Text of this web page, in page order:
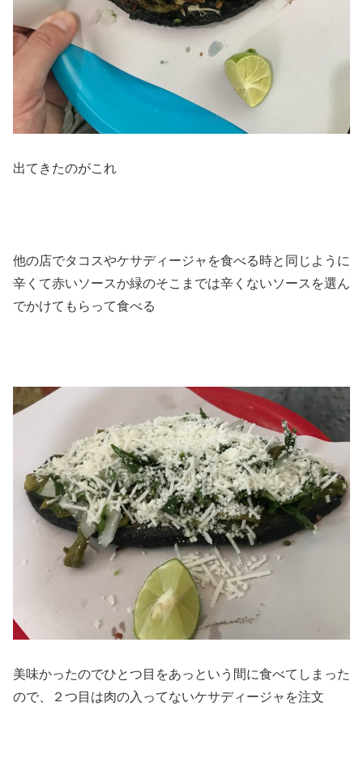
出てきたのがこれ
他の店でタコスやケサディージャを食べる時と同じように
辛くて赤いソースか緑のそこまでは辛くないソースを選ん
でかけてもらって食べる
美味かったのでひとつ目をあっという間に食べてしまった
ので、２つ目は肉の入ってないケサディージャを注文